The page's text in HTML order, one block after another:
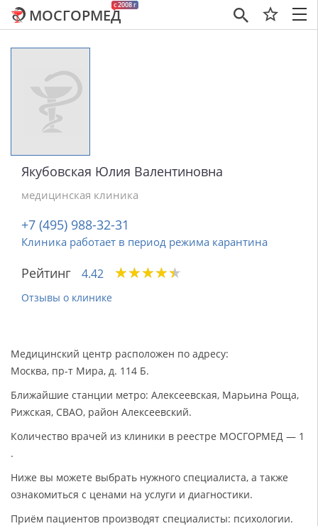
×
c 2008 г
МОСГОРМЕД
Якубовская Юлия Валентиновна
медицинская клиника
+7 (495) 988-32-31
Клиника работает в период режима карантина
Рейтинг 4.42 ★★★★★
★★★★★
Отзывы о клинике
Медицинский центр расположен по адресу:
Москва, пр-т Мира, д. 114 Б.
Ближайшие станции метро: Алексеевская, Марьина Роща,
Рижская, СВАО, район Алексеевский.
Количество врачей из клиники в реестре МОСГОРМЕД — 1
.
Ниже вы можете выбрать нужного специалиста, а также
ознакомиться с ценами на услуги и диагностики.
Приём пациентов производят специалисты: психологии.